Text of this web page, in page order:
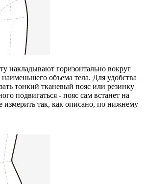
накладывают горизонтально вокруг
объема тела. Для удобства
тонкий тканевый пояс или резинку
подвигаться - пояс сам встанет на
измерить так, как описано, по нижнему